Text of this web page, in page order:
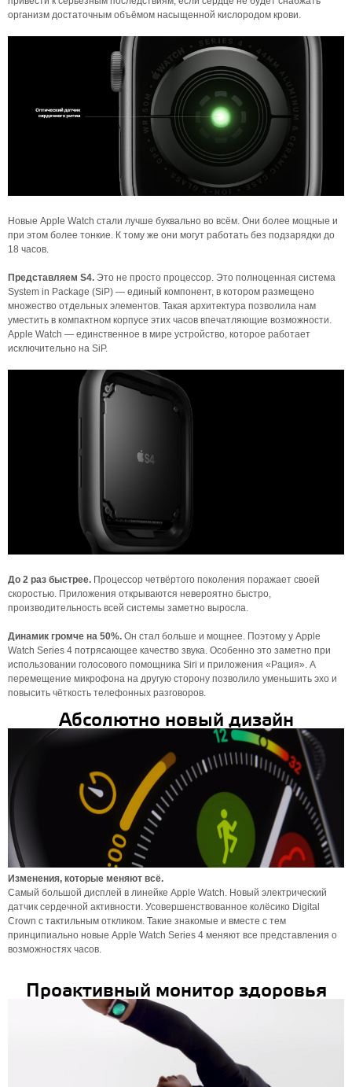
организм достаточным объёмом насыщенной кислородом крови.
Новые Apple Watch стали лучше буквально во всём. Они более мощные и
при этом более тонкие. К тому же они могут работать без подзарядки до
18 часов.
Представляем S4. Это не просто процессор. Это полноценная система
System in Package (SiP) — единый компонент, в котором размещено
множество отдельных элементов. Такая архитектура позволила нам
уместить в компактном корпусе этих часов впечатляющие возможности.
Apple Watch — единственное в мире устройство, которое работает
исключительно на SiP.
До 2 раз быстрее. Процессор четвёртого поколения поражает своей
скоростью. Приложения открываются невероятно быстро,
производительность всей системы заметно выросла.
Динамик громче на 50%. Он стал больше и мощнее. Поэтому у Apple
Watch Series 4 потрясающее качество звука. Особенно это заметно при
использовании голосового помощника Siri и приложения «Рация». А
перемещение микрофона на другую сторону позволило уменьшить эхо и
повысить чёткость телефонных разговоров.
Абсолютно новый дизайн
Изменения, которые меняют всё.
Самый большой дисплей в линейке Apple Watch. Новый электрический
датчик сердечной активности. Усовершенствованное колёсико Digital
Crown с тактильным откликом. Такие знакомые и вместе с тем
принципиально новые Apple Watch Series 4 меняют все представления о
возможностях часов.
Проактивный монитор здоровья